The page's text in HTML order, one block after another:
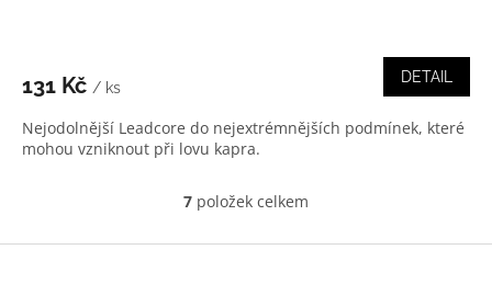
131 Kč / ks
DETAIL
Nejodolnější Leadcore do nejextrémnějších podmínek, které
mohou vzniknout při lovu kapra.
O
l
7 položek celkem